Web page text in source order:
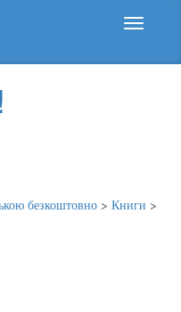
безкоштовно > Книги >